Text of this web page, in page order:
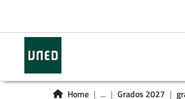
Home ... Grados 2027